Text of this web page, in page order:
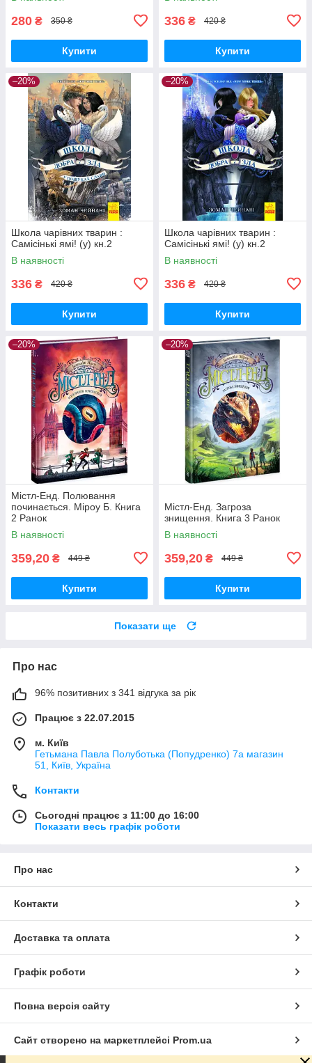
280 ₴ 350 ₴
Купити
336 ₴ 420 ₴
Купити
–20%
Школа чарівних тварин :
Самісінькі ямі! (у) кн.2
В наявності
336 ₴ 420 ₴
Купити
–20%
Школа чарівних тварин :
Самісінькі ямі! (у) кн.2
В наявності
336 ₴ 420 ₴
Купити
–20%
Містл-Енд. Полювання
починається. Міроу Б. Книга
2 Ранок
В наявності
359,20 ₴ 449 ₴
Купити
–20%
Містл-Енд. Загроза
знищення. Книга 3 Ранок
В наявності
359,20 ₴ 449 ₴
Купити
Показати ще
Про нас
96% позитивних з 341 відгука за рік
Працює з 22.07.2015
м. Київ
Гетьмана Павла Полуботька (Попудренко) 7а магазин
51, Київ, Україна
Контакти
Сьогодні працює з 11:00 до 16:00
Показати весь графік роботи
Про нас
Контакти
Доставка та оплата
Графік роботи
Повна версія сайту
Сайт створено на маркетплейсі Prom.ua